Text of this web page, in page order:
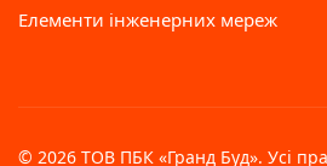
Елементи інженерних мереж
© 2026 ТОВ ПБК «Гранд Буд». Усі